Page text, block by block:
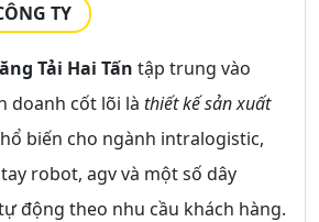
TY
Tải Hai Tấn tập trung vào
doanh cốt lõi là thiết kế sản xuất
biến cho ngành intralogistic,
robot, agv và một số dây
động theo nhu cầu khách hàng.